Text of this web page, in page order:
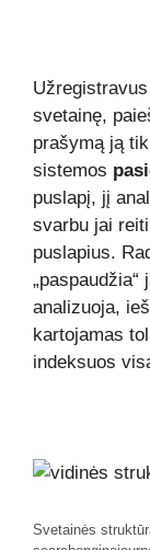
svetainę,
prašymą ją
sistemos
puslapį, jį
svarbu jai
puslapius.
analizuoja,
kartojamas
indeksuos
Svetainės